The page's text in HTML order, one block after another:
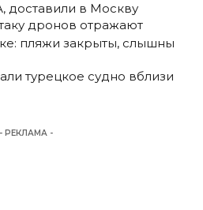
доставили в Москву
дронов отражают
пляжи закрыты, слышны
турецкое судно вблизи
- РЕКЛАМА -